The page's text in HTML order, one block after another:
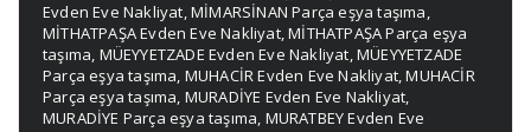
Evden Eve Nakliyat,MİMARSİNAN Parça eşya taşıma,
MİTHATPAŞA Evden Eve Nakliyat,MİTHATPAŞA Parça eşya
taşıma, MÜEYYETZADE Evden Eve Nakliyat,MÜEYYETZADE
Parça eşya taşıma, MUHACİR Evden Eve Nakliyat,MUHACİR
Parça eşya taşıma, MURADİYE Evden Eve Nakliyat,
MURADİYE Parça eşya taşıma, MURATBEY Evden Eve